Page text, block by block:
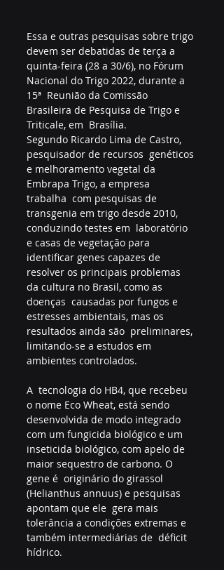
Essa e outras pesquisas sobre trigo
devem ser debatidas de terça a
quinta-feira (28 a 30/6), no Fórum
Nacional do Trigo 2022, durante a
15ª  Reunião da Comissão
Brasileira de Pesquisa de Trigo e
Triticale, em  Brasília.
Segundo Ricardo Lima de Castro,
pesquisador de recursos  genéticos
e melhoramento vegetal da
Embrapa Trigo, a empresa
trabalha  com pesquisas de
transgenia em trigo desde 2010,
conduzindo testes em  laboratório
e casas de vegetação para
identificar genes capazes de
resolver os principais problemas
da cultura no Brasil, como as
doenças  causadas por fungos e
estresses ambientais, mas os
resultados ainda são  preliminares,
limitando-se a estudos em
ambientes controlados.
A  tecnologia do HB4, que recebeu
o nome Eco Wheat, está sendo
desenvolvida de modo integrado
com um fungicida biológico e um
inseticida biológico, com apelo de
maior sequestro de carbono. O
gene é  originário do girassol
(Helianthus annuus) e pesquisas
apontam que ele  gera mais
tolerância a condições extremas e
também intermediárias de  déficit
hídrico.